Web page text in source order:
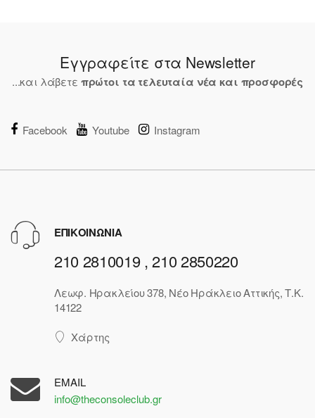
Εγγραφείτε στα Newsletter
...και λάβετε πρώτοι τα τελευταία νέα και προσφορές
Facebook Youtube Instagram
ΕΠΙΚΟΙΝΩΝΙΑ
210 2810019 , 210 2850220
Λεωφ. Ηρακλείου 378, Νέο Ηράκλειο Αττικής, Τ.Κ.
14122
Χάρτης
EMAIL
info@theconsoleclub.gr